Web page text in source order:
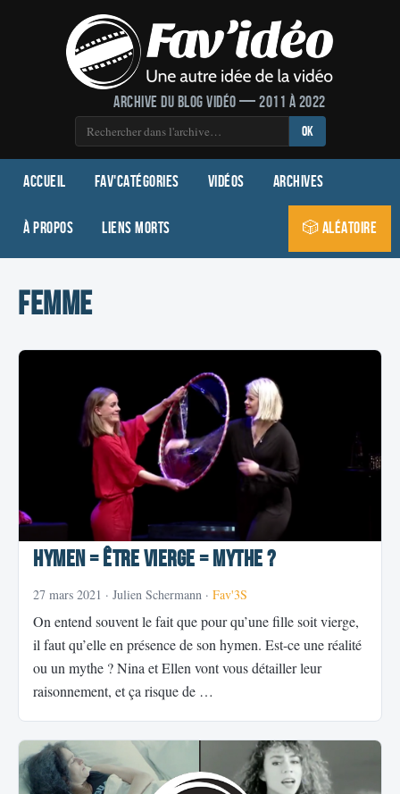
Archive du blog vidéo — 2011 à 2022
OK
Accueil Fav'Catégories Vidéos Archives
À propos Liens morts 🎲 Aléatoire
femme
Hymen = être vierge = mythe ?
27 mars 2021 · Julien Schermann · Fav'3S
On entend souvent le fait que pour qu’une fille soit vierge,
il faut qu’elle en présence de son hymen. Est-ce une réalité
ou un mythe ? Nina et Ellen vont vous détailler leur
raisonnement, et ça risque de …